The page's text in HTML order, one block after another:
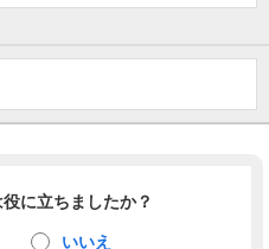
に立ちましたか？
いいえ